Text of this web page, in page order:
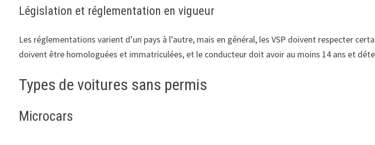
Législation et réglementation en vigueur
Les réglementations varient d’un pays à l’autre, mais en général, les VSP doivent respecter
doivent être homologuées et immatriculées, et le conducteur doit avoir au moins 14 ans et
Types de voitures sans permis
Microcars